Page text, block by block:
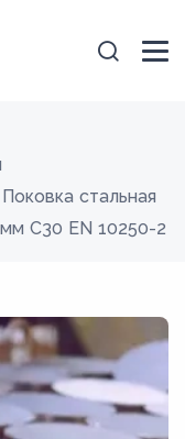
Поковка стальная
C30 EN 10250-2